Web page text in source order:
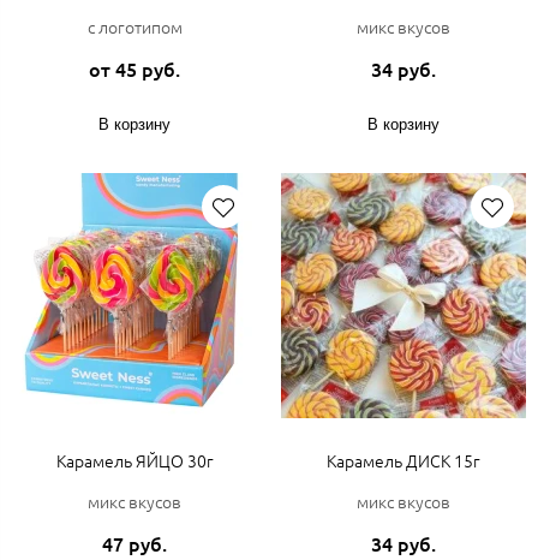
с логотипом
от 45 руб.
В корзину
микс вкусов
34 руб.
В корзину
Карамель ЯЙЦО 30г
микс вкусов
47 руб.
Карамель ДИСК 15г
микс вкусов
34 руб.